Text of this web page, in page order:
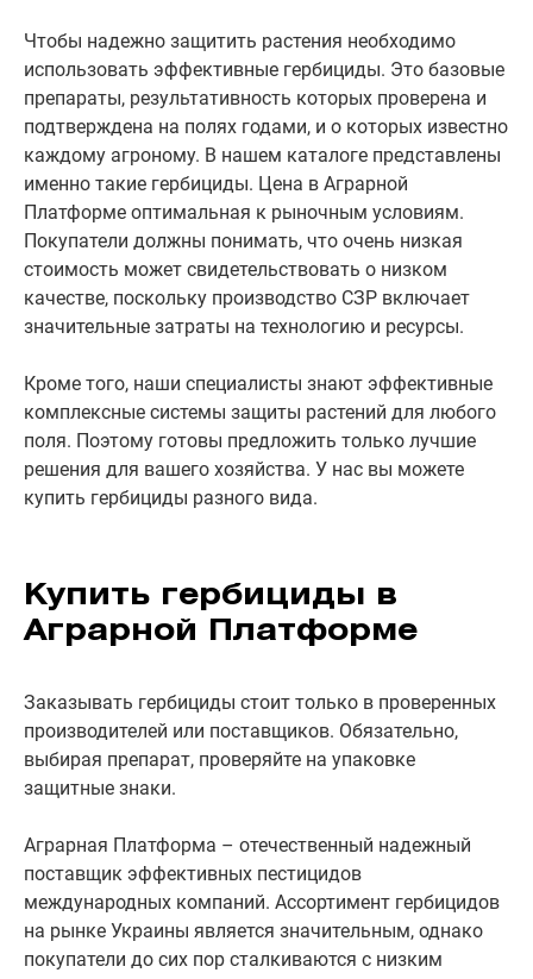
Чтобы надежно защитить растения необходимо
использовать эффективные гербициды. Это базовые
препараты, результативность которых проверена и
подтверждена на полях годами, и о которых известно
каждому агроному. В нашем каталоге представлены
именно такие гербициды. Цена в Аграрной
Платформе оптимальная к рыночным условиям.
Покупатели должны понимать, что очень низкая
стоимость может свидетельствовать о низком
качестве, поскольку производство СЗР включает
значительные затраты на технологию и ресурсы.
Кроме того, наши специалисты знают эффективные
комплексные системы защиты растений для любого
поля. Поэтому готовы предложить только лучшие
решения для вашего хозяйства. У нас вы можете
купить гербициды разного вида.
Купить гербициды в
Аграрной Платформе
Заказывать гербициды стоит только в проверенных
производителей или поставщиков. Обязательно,
выбирая препарат, проверяйте на упаковке
защитные знаки.
Аграрная Платформа – отечественный надежный
поставщик эффективных пестицидов
международных компаний. Ассортимент гербицидов
на рынке Украины является значительным, однако
покупатели до сих пор сталкиваются с низким